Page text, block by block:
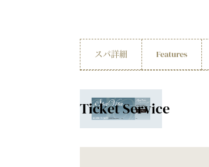
スパ詳細 Features
Ticket Service